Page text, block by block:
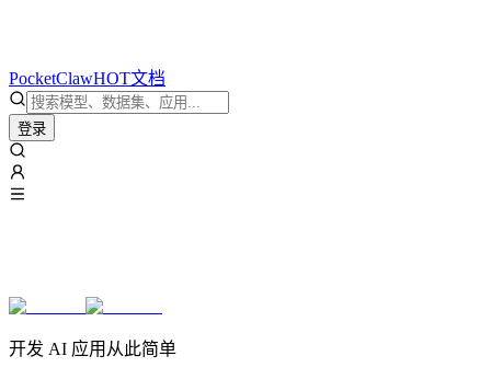
PocketClawHOT文档
登录
开发 AI 应用从此简单